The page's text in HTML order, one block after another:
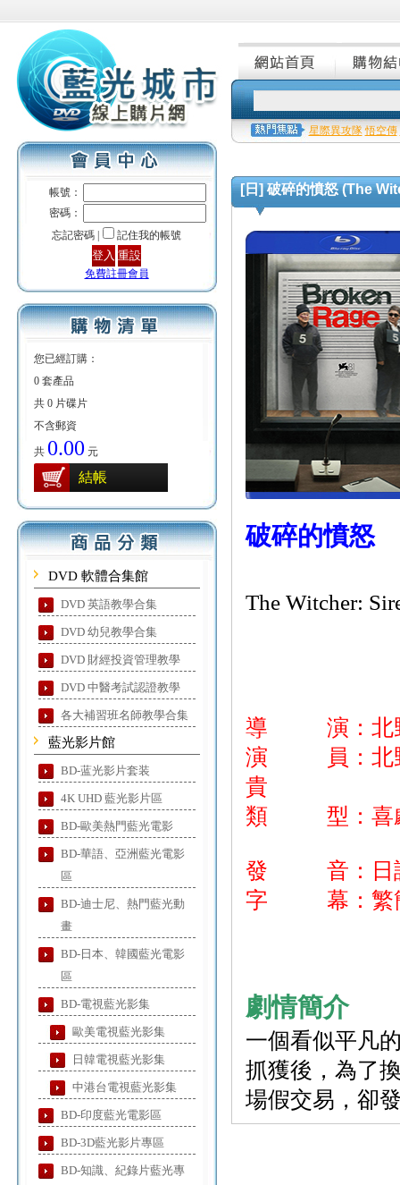
帳號：
密碼：
忘記密碼 |
記住我的帳號
免費註冊會員
您已經訂購：
0 套產品
共 0 片碟片
不含郵資
共 0.00 元
結帳
DVD 軟體合集館
DVD 英語教學合集
DVD 幼兒教學合集
DVD 財經投資管理教學
DVD 中醫考試認證教學
各大補習班名師教學合集
藍光影片館
BD-蓝光影片套装
4K UHD 藍光影片區
BD-歐美熱門藍光電影
BD-華語、亞洲藍光電影
區
BD-迪士尼、熱門藍光動
畫
BD-日本、韓國藍光電影
區
BD-電視藍光影集
歐美電視藍光影集
日韓電視藍光影集
中港台電視藍光影集
BD-印度藍光電影區
BD-3D藍光影片專區
BD-知識、紀錄片藍光專
星際異攻隊 悟空傳
[日] 破碎的憤怒 (The
破碎的憤怒
The Witcher:
導 演：北
演 員：北野
貴
類 型：喜
發 音：日
字 幕：繁簡
劇情簡介
一個看似平凡
抓獲後，為了
場假交易，卻